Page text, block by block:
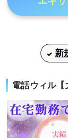
新
電話ウィル【